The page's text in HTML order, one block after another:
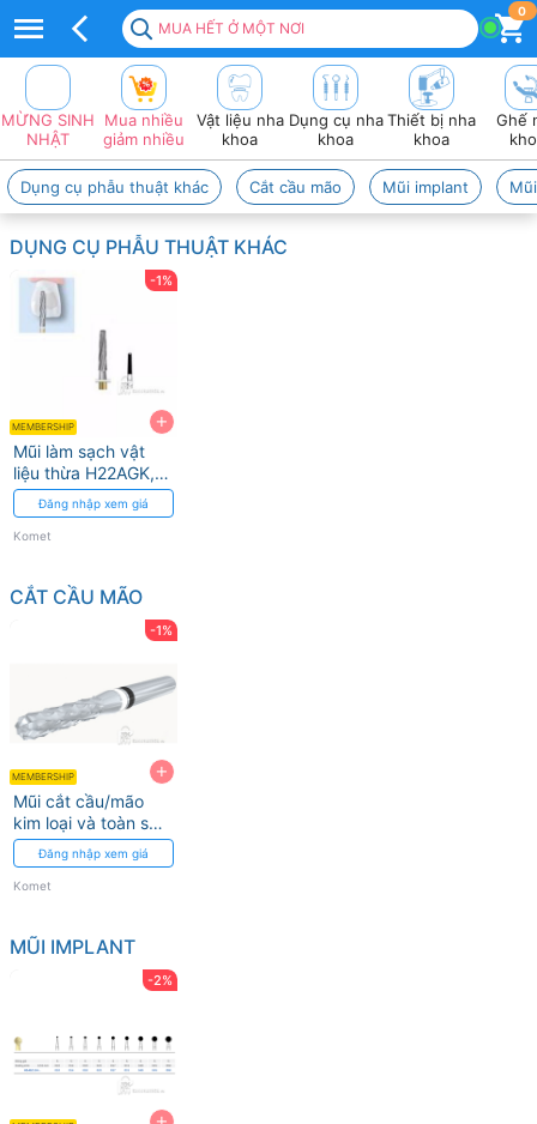
MUA HẾT Ở MỘT NƠI
0
Top
50+
sản
Phẩm
KOMET
Cao
cấp
2026
đầy
đủ
MỪNG SINH
NHẬT
Mua nhiều
giảm nhiều
Vật liệu nha
khoa
Dụng cụ nha
khoa
Thiết bị nha
khoa
Ghế
Dụng cụ phẫu thuật khác Cắt cầu mão Mũi implant
DỤNG CỤ PHẪU THUẬT KHÁC
-1%
+
MEMBERSHIP
Mũi làm sạch vật
liệu thừa H22AGK,
H22ALGK, H379GK
Komet
Đăng nhập xem giá
Komet
CẮT CẦU MÃO
-1%
+
MEMBERSHIP
Mũi cắt cầu/mão
kim loại và toàn sứ
H4 MCL/MCXL
Komet
Đăng nhập xem giá
Komet
MŨI IMPLANT
-2%